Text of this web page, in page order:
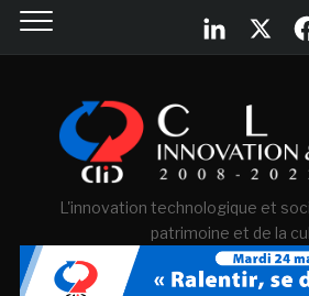
L'innovation technologique et
patrimoine et de la